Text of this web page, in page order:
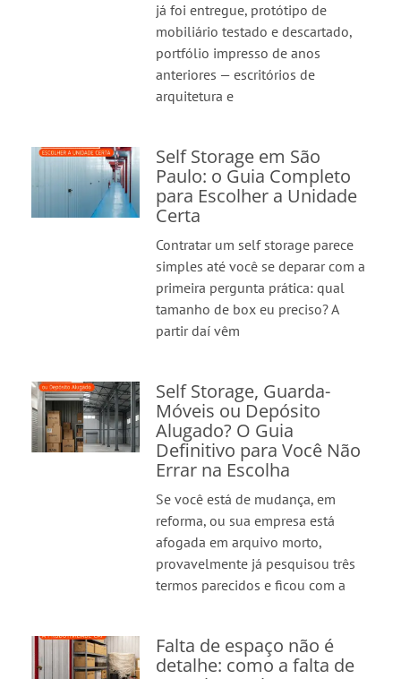
já foi entregue, protótipo de
mobiliário testado e descartado,
portfólio impresso de anos
anteriores — escritórios de
arquitetura e
Self Storage em São
Paulo: o Guia Completo
para Escolher a Unidade
Certa
Contratar um self storage parece
simples até você se deparar com a
primeira pergunta prática: qual
tamanho de box eu preciso? A
partir daí vêm
Self Storage, Guarda-
Móveis ou Depósito
Alugado? O Guia
Definitivo para Você Não
Errar na Escolha
Se você está de mudança, em
reforma, ou sua empresa está
afogada em arquivo morto,
provavelmente já pesquisou três
termos parecidos e ficou com a
Falta de espaço não é
detalhe: como a falta de